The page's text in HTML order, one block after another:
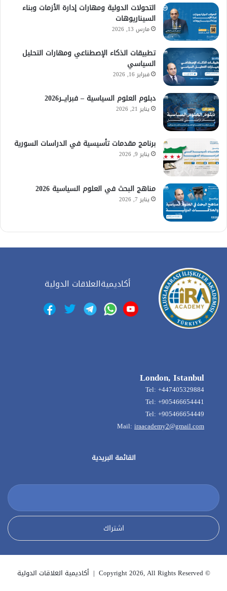
التحولات الدولية ومهارات إدارة الأزمات وبناء
السيناريوهات
مارس 13, 2026
تطبيقات الذكاء الإصطناعي ومهارات التحليل
السياسي
فبراير 16, 2026
دبلوم العلوم السياسية – فبرايـــر2026
يناير 21, 2026
برنامج مقدمات تأسيسية في الدراسات السورية
يناير 9, 2026
مناهج البحث في العلوم السياسية 2026
يناير 7, 2026
أكاديميةالعلاقات الدولية
London, Istanbul
Tel: +447405329884
Tel: +905466654441
Tel: +905466654449
Mail: iraacademy2@gmail.com
القائمة البريدية
© Copyright 2026, All Rights Reserved | أكاديمية العلاقات الدولية